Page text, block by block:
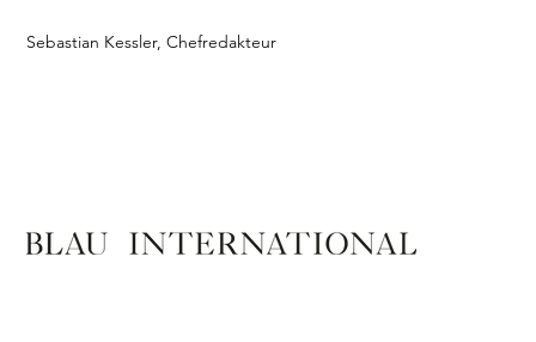
Sebastian Kessler, Chefredakteur